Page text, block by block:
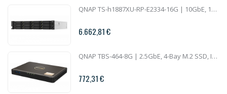
QNAP TS-h1887XU-RP-E2334-16G | 10GbE, 18-Bay, ZFS, Intel Xeon CPU, 16GB RAM, PCIe Slots, Redundant Power, 2U Rackmount
6.662,81 €
QNAP TBS-464-8G | 2.5GbE, 4-Bay M.2 SSD, Intel CPU, 8GB RAM, HDMI 2.0, Set-Top Multimedia NAS
772,31 €